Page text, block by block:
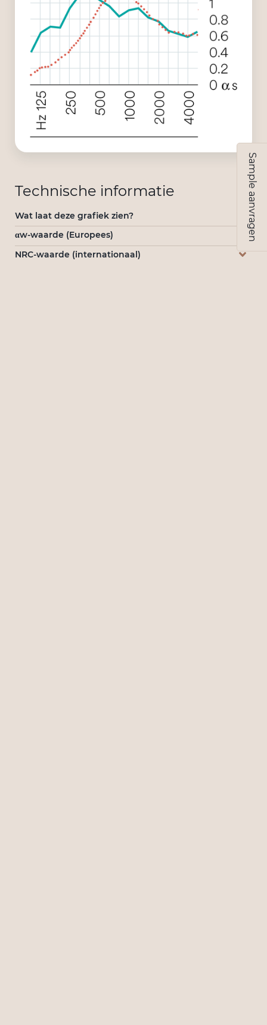
Technische informatie
Wat laat deze grafiek zien?
αw-waarde (Europees)
NRC-waarde (internationaal)
Sample aanvragen